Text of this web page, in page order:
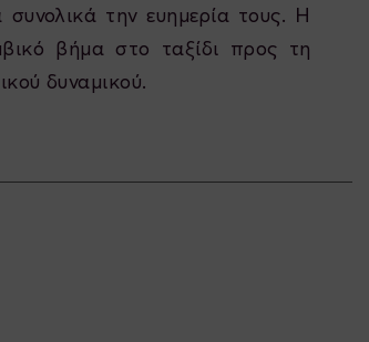
συνολικά την ευημερία τους. Η
βήμα στο ταξίδι προς τη
δυναμικού.